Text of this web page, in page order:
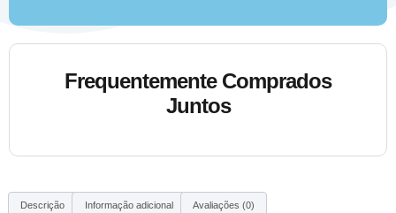
Frequentemente Comprados
Juntos
Descrição Informação adicional Avaliações (0)